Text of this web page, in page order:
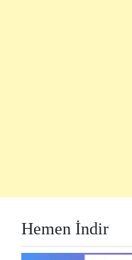
Hemen İndir